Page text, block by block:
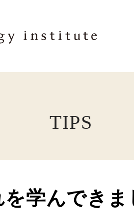
TIPS
学んできま